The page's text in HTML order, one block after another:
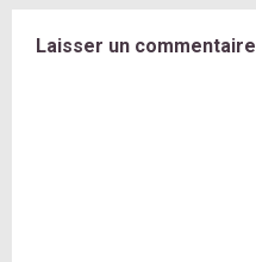
Laisser un commentaire